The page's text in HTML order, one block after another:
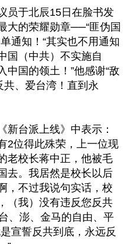
员于北辰15日在脸书发
大的荣耀勋章──“匪伪国
通知！“其实也不用通知
国（中共）不实施自
中国的领土！”他感谢“敌
共、爱台湾！直到永
新台派上线》中表示：
2位得此殊荣，上一位现
老校长蒋中正，他被毛
去。我居然是校长以后
，不过我说句实话，校
（我）没有违反您反共
、澎、金马的自由、平
宣誓反共到底，永远反